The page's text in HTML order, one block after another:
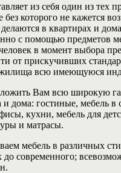
из себя один из тех
без которого не кажется
в квартирах и
с помощью предметов
в момент выбора
от прискучивших
жилища всю имеющуюся
Вам всю широкую
и дома: гостиные, мебель
кухни, мебель для
и матрасы.
мебель в различных
современного;